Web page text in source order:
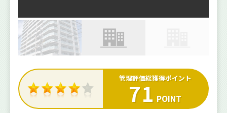
管理評価総獲得ポイント
71 POINT